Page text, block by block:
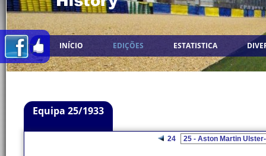
INÍCIO EDIÇÕES ESTATISTICA
Equipa 25/1933
24